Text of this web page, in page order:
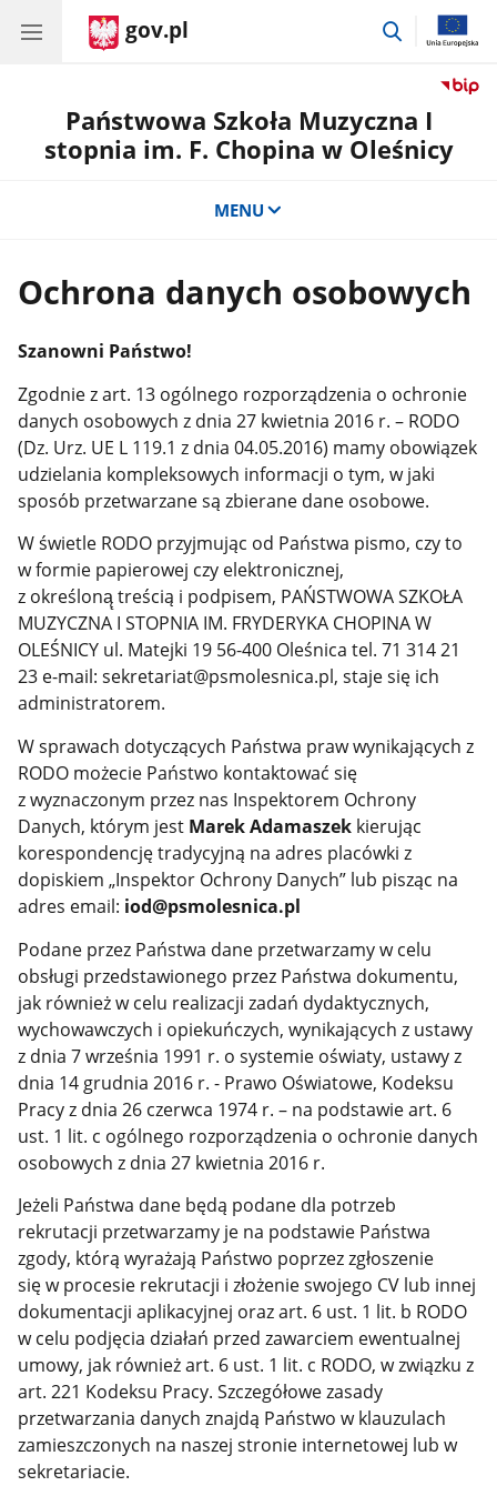
gov.pl
przejdź
Państwowa Szkoła Muzyczna I
stopnia im. F. Chopina w Oleśnicy
MENU
Ochrona danych osobowych
Szanowni Państwo!
Zgodnie z art. 13 ogólnego rozporządzenia o ochronie
danych osobowych z dnia 27 kwietnia 2016 r. – RODO
(Dz. Urz. UE L 119.1 z dnia 04.05.2016) mamy obowiązek
udzielania kompleksowych informacji o tym, w jaki
sposób przetwarzane są zbierane dane osobowe.
W świetle RODO przyjmując od Państwa pismo, czy to
w formie papierowej czy elektronicznej,
z określoną̨ treścią i podpisem, PAŃSTWOWA SZKOŁA
MUZYCZNA I STOPNIA IM. FRYDERYKA CHOPINA W
OLEŚNICY ul. Matejki 19 56-400 Oleśnica tel. 71 314 21
23 e-mail: sekretariat@psmolesnica.pl, staje się ich
administratorem.
W sprawach dotyczących Państwa praw wynikających z
RODO możecie Państwo kontaktować się
z wyznaczonym przez nas Inspektorem Ochrony
Danych, którym jest Marek Adamaszek kierując
korespondencję tradycyjną na adres placówki z
dopiskiem „Inspektor Ochrony Danych” lub pisząc na
adres email: iod@psmolesnica.pl
Podane przez Państwa dane przetwarzamy w celu
obsługi przedstawionego przez Państwa dokumentu,
jak również w celu realizacji zadań dydaktycznych,
wychowawczych i opiekuńczych, wynikających z ustawy
z dnia 7 września 1991 r. o systemie oświaty, ustawy z
dnia 14 grudnia 2016 r. - Prawo Oświatowe, Kodeksu
Pracy z dnia 26 czerwca 1974 r. – na podstawie art. 6
ust. 1 lit. c ogólnego rozporządzenia o ochronie danych
osobowych z dnia 27 kwietnia 2016 r.
Jeżeli Państwa dane będą podane dla potrzeb
rekrutacji przetwarzamy je na podstawie Państwa
zgody, którą wyrażają Państwo poprzez zgłoszenie
się w procesie rekrutacji i złożenie swojego CV lub innej
dokumentacji aplikacyjnej oraz art. 6 ust. 1 lit. b RODO
w celu podjęcia działań przed zawarciem ewentualnej
umowy, jak również art. 6 ust. 1 lit. c RODO, w związku z
art. 221 Kodeksu Pracy. Szczegółowe zasady
przetwarzania danych znajdą Państwo w klauzulach
zamieszczonych na naszej stronie internetowej lub w
sekretariacie.